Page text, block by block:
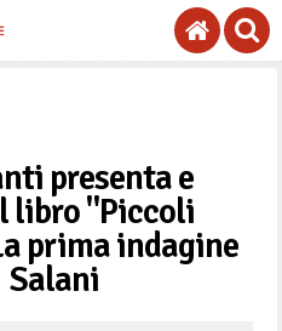
presenta e
libro "Piccoli
prima indagine
Salani